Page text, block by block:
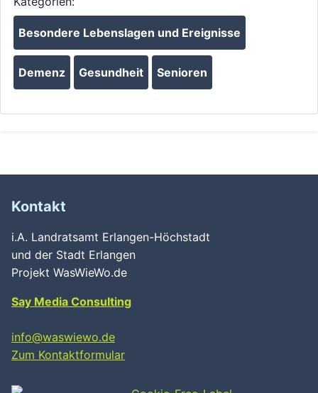
Besondere Lebenslagen und Ereignisse
Demenz Gesundheit Senioren
Kontakt
i.A. Landratsamt Erlangen-Höchstadt
und der Stadt Erlangen
Projekt WasWieWo.de
Say Media Consulting
info@waswiewo.de
Zum Kontaktformular